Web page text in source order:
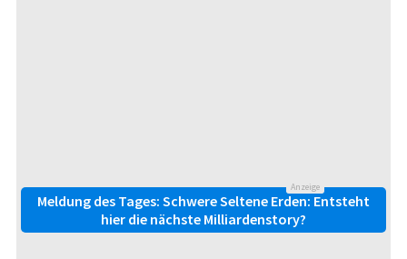
Anzeige
Meldung des Tages: Schwere Seltene Erden: Entsteht
hier die nächste Milliardenstory?